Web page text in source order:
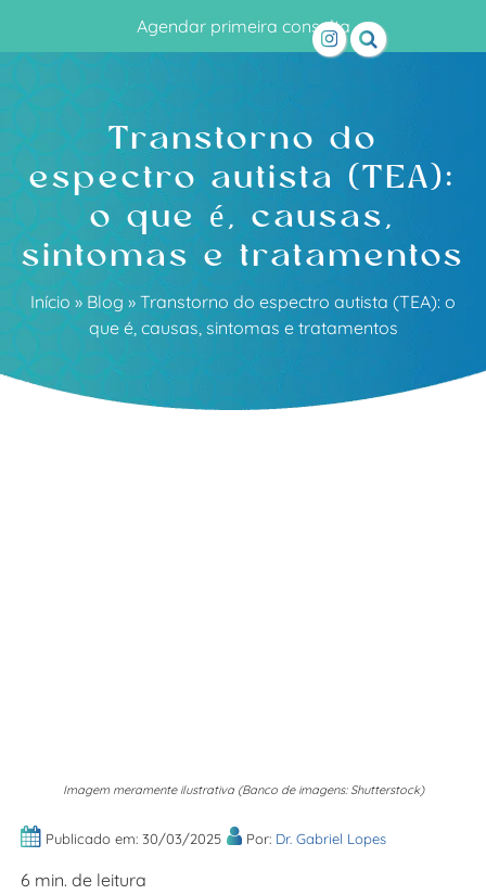
Agendar primeira consulta
Transtorno do
espectro autista (TEA):
o que é, causas,
sintomas e tratamentos
Início » Blog » Transtorno do espectro autista (TEA): o
que é, causas, sintomas e tratamentos
Imagem meramente ilustrativa (Banco de imagens: Shutterstock)
Publicado em: 30/03/2025 Por: Dr. Gabriel Lopes
6 min. de leitura